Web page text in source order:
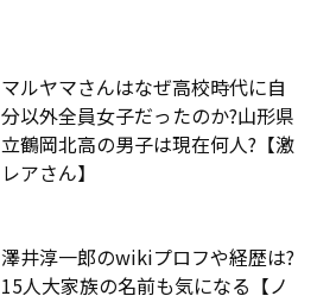
マルヤマさんはなぜ高校時代に自
分以外全員女子だったのか?山形県
立鶴岡北高の男子は現在何人?【激
レアさん】
澤井淳一郎のwikiプロフや経歴は?
15人大家族の名前も気になる【ノ